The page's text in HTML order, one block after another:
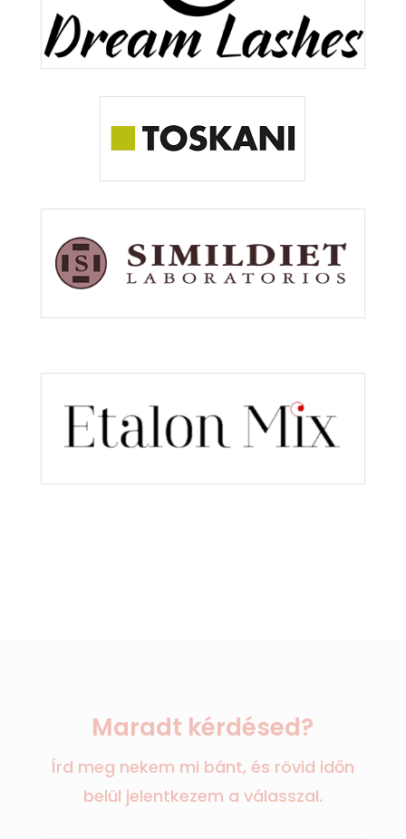
Maradt kérdésed?
Írd meg nekem mi bánt, és rövid időn
belül jelentkezem a válasszal.